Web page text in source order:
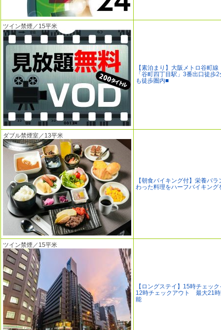
ツイン禁煙／15平米
【素泊まり】大阪メトロ谷町線
「谷町四丁目駅」3番出口徒歩
も徒歩圏内■
ダブル禁煙室／13平米
【朝食バイキング付】栄養バ
わった料理をハーフバイキング
ツイン禁煙／15平米
【ロングステイ】15時チェッ
12時チェックアウト 最大21時
能